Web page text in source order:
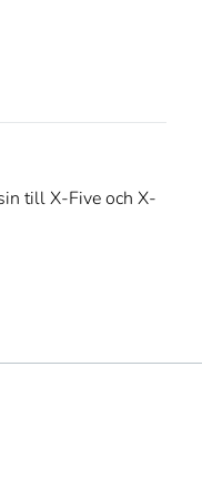
till X-Five och X-